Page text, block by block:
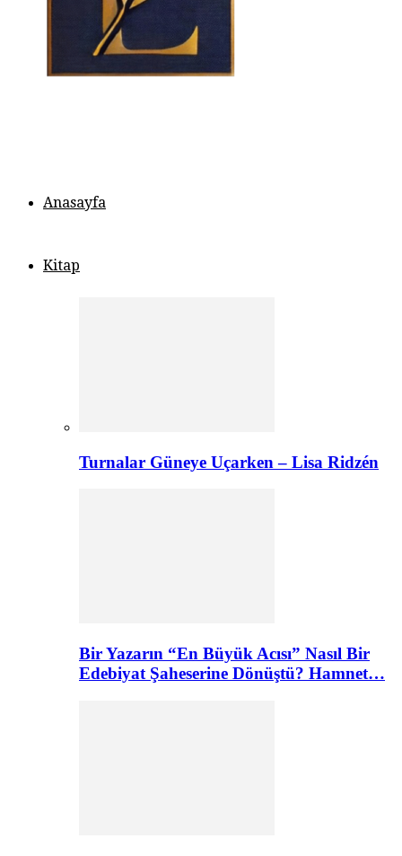
Anasayfa
Kitap
Turnalar Güneye Uçarken – Lisa Ridzén
Bir Yazarın “En Büyük Acısı” Nasıl Bir
Edebiyat Şaheserine Dönüştü? Hamnet…